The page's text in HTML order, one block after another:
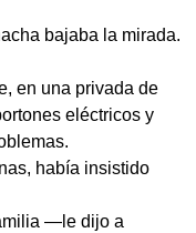
bajaba la mirada.
en una privada de
eléctricos y
había insistido
—le dijo a